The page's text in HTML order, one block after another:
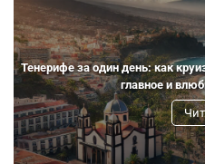
Тенерифе за один день: как
главное и